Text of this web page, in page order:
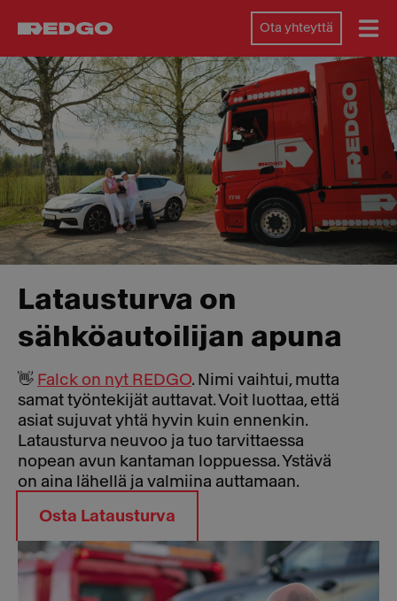
Ota yhteyttä
Latausturva on
sähköautoilijan apuna
👋 Falck on nyt REDGO. Nimi vaihtui, mutta
samat työntekijät auttavat. Voit luottaa, että
asiat sujuvat yhtä hyvin kuin ennenkin.
Latausturva neuvoo ja tuo tarvittaessa
nopean avun kantaman loppuessa. Ystävä
on aina lähellä ja valmiina auttamaan.
Osta Latausturva